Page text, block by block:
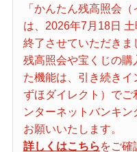
宝くじホーム
当せん番号案内
宝くじの購入・照会
「かんたん残高照会
は、2026年7月18日
終了させていただきま
残高照会や宝くじの購
た機能は、引き続き
ずほダイレクト）でご
ンターネットバンキン
お願いいたします。
詳しくはこちら をご確